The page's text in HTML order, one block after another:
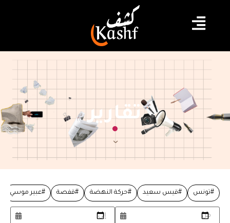
تقارير
#تونس #قيس سعيد #حركة النهضة #قفصة #عبير موسي
من إلى